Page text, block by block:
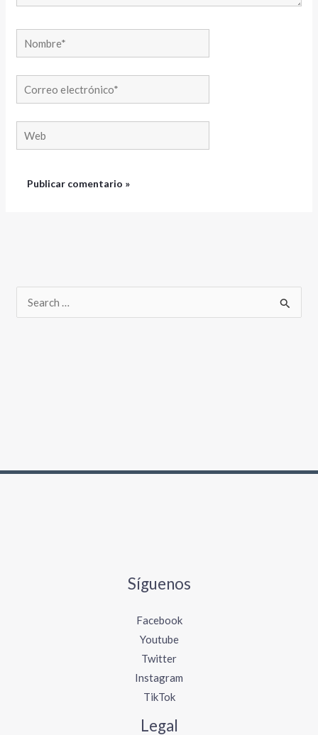
Nombre*
Correo
electrónico*
Web
Síguenos
Facebook
Youtube
Twitter
Instagram
TikTok
Legal